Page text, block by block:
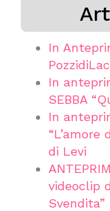
In
In
SEBBA
In
di Levi
videoclip
Svendita”